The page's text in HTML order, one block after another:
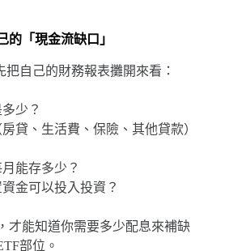
的「現金流缺口」
自己的財務報表攤開來看：
少？
貸、生活費、保險、其他貸款）
能存多少？
金可以投入投資？
才能知道你需要多少配息來補缺
部位。